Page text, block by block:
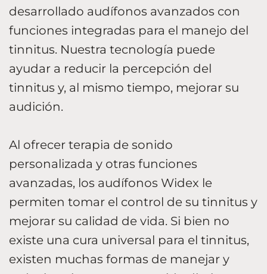
desarrollado audífonos avanzados con
funciones integradas para el manejo del
tinnitus. Nuestra tecnología puede
ayudar a reducir la percepción del
tinnitus y, al mismo tiempo, mejorar su
audición.
Al ofrecer terapia de sonido
personalizada y otras funciones
avanzadas, los audífonos Widex le
permiten tomar el control de su tinnitus y
mejorar su calidad de vida. Si bien no
existe una cura universal para el tinnitus,
existen muchas formas de manejar y